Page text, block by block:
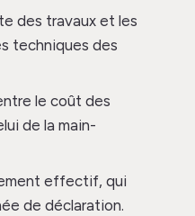
des travaux et les
techniques des
le coût des
de la main-
effectif, qui
de déclaration.